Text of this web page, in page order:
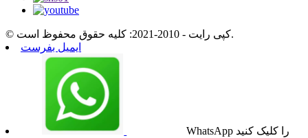
© کپی رایت - 2010-2021: کلیه حقوق محفوظ است.
ایمیل بفرست
WhatsApp را کلیک کنید